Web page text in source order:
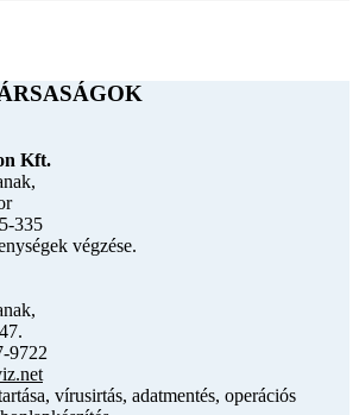
Kft.
335
végzése.
9722
vírusirtás, adatmentés, operációs